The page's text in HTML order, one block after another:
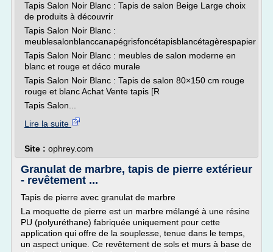
Tapis Salon Noir Blanc : Tapis de salon Beige Large choix
de produits à découvrir
Tapis Salon Noir Blanc :
meublesalonblanccanapégrisfoncétapisblancétagèrespapier
Tapis Salon Noir Blanc : meubles de salon moderne en
blanc et rouge et déco murale
Tapis Salon Noir Blanc : Tapis de salon 80×150 cm rouge
rouge et blanc Achat Vente tapis [R
Tapis Salon...
Lire la suite
Site : ophrey.com
Granulat de marbre, tapis de pierre extérieur
- revêtement ...
Tapis de pierre avec granulat de marbre
La moquette de pierre est un marbre mélangé à une résine
PU (polyuréthane) fabriquée uniquement pour cette
application qui offre de la souplesse, tenue dans le temps,
un aspect unique. Ce revêtement de sols et murs à base de